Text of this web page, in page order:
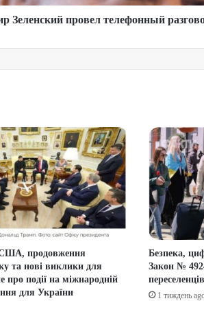
Зеленский провел телефонный
США, продовження
та нові виклики для
про події на міжнародній
для України
Безпека,
Закон №
1 тиждень